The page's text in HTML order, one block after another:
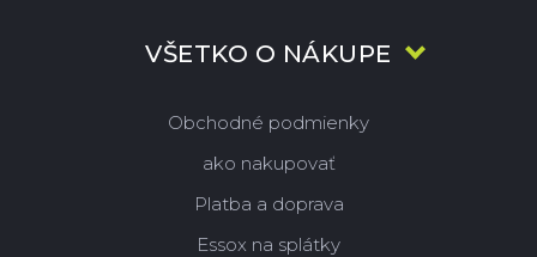
VŠETKO O NÁKUPE
Obchodné podmienky
ako nakupovať
Platba a doprava
Essox na splátky